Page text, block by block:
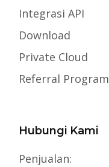
Integrasi API
Download
Private Cloud
Referral Program
Hubungi Kami
Penjualan: